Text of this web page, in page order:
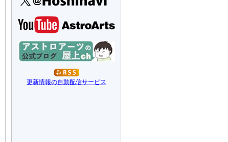
更新情報の自動配信サービス